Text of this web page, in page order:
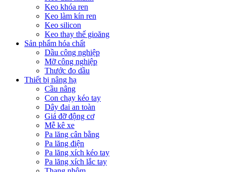
Keo khóa ren
Keo làm kín ren
Keo silicon
Keo thay thế gioăng
Sản phẩm hóa chất
Dầu công nghiệp
Mỡ công nghiệp
Thước đo dầu
Thiết bị nâng hạ
Cầu nâng
Con chạy kéo tay
Dây đai an toàn
Giá đỡ động cơ
Mễ kê xe
Pa lăng cân bằng
Pa lăng điện
Pa lăng xích kéo tay
Pa lăng xích lắc tay